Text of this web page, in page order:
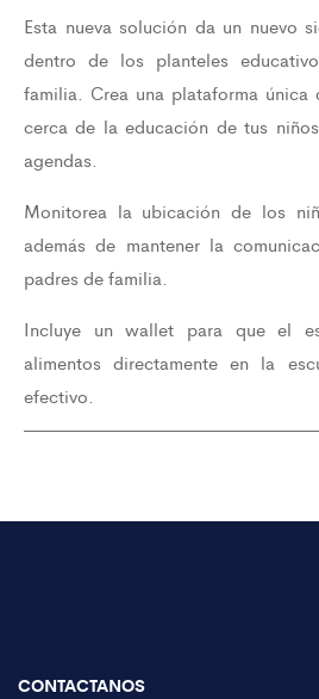
Esta nueva solución da un nuevo
dentro de los planteles
familia. Crea una plataforma única
cerca de la educación de tus
agendas.
Monitorea la ubicación de los
además de mantener la
padres de familia.
Incluye un wallet para que el
alimentos directamente en la
efectivo.
CONTACTANOS